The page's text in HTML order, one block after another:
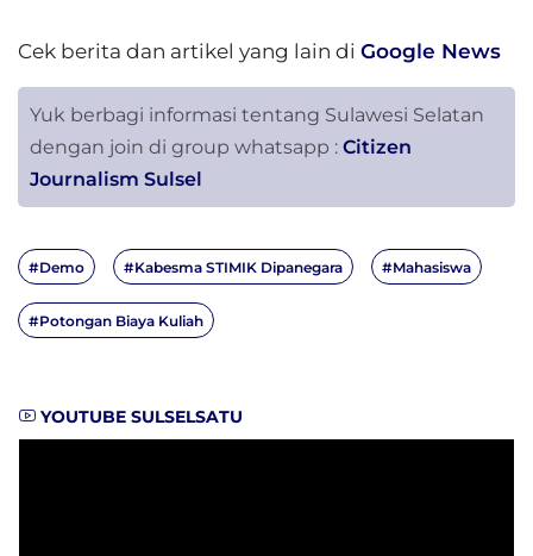
Cek berita dan artikel yang lain di Google News
Yuk berbagi informasi tentang Sulawesi Selatan
dengan join di group whatsapp : Citizen
Journalism Sulsel
#Demo #Kabesma STIMIK Dipanegara #Mahasiswa
#Potongan Biaya Kuliah
YOUTUBE SULSELSATU